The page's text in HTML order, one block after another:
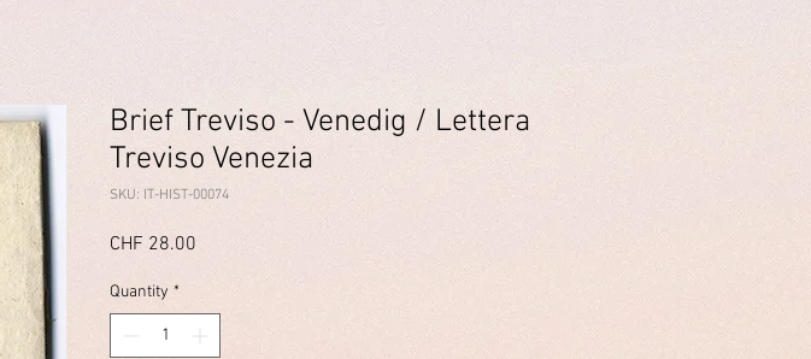
Brief Treviso - Venedig / Lettera
Treviso Venezia
SKU: IT-HIST-00074
CHF 28.00
Quantity *